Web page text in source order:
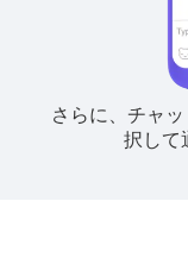
さらに、チャ
択して